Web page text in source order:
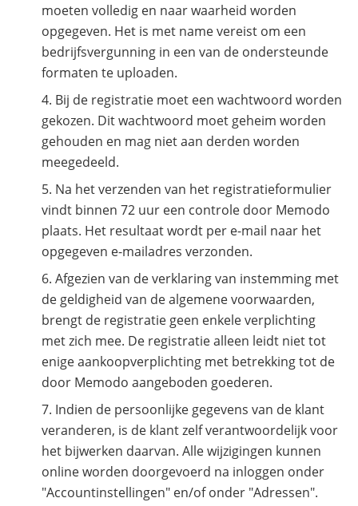
moeten volledig en naar waarheid worden
opgegeven. Het is met name vereist om een
bedrijfsvergunning in een van de ondersteunde
formaten te uploaden.
Bij de registratie moet een wachtwoord worden
gekozen. Dit wachtwoord moet geheim worden
gehouden en mag niet aan derden worden
meegedeeld.
Na het verzenden van het registratieformulier
vindt binnen 72 uur een controle door Memodo
plaats. Het resultaat wordt per e-mail naar het
opgegeven e-mailadres verzonden.
Afgezien van de verklaring van instemming met
de geldigheid van de algemene voorwaarden,
brengt de registratie geen enkele verplichting
met zich mee. De registratie alleen leidt niet tot
enige aankoopverplichting met betrekking tot de
door Memodo aangeboden goederen.
Indien de persoonlijke gegevens van de klant
veranderen, is de klant zelf verantwoordelijk voor
het bijwerken daarvan. Alle wijzigingen kunnen
online worden doorgevoerd na inloggen onder
"Accountinstellingen" en/of onder "Adressen".